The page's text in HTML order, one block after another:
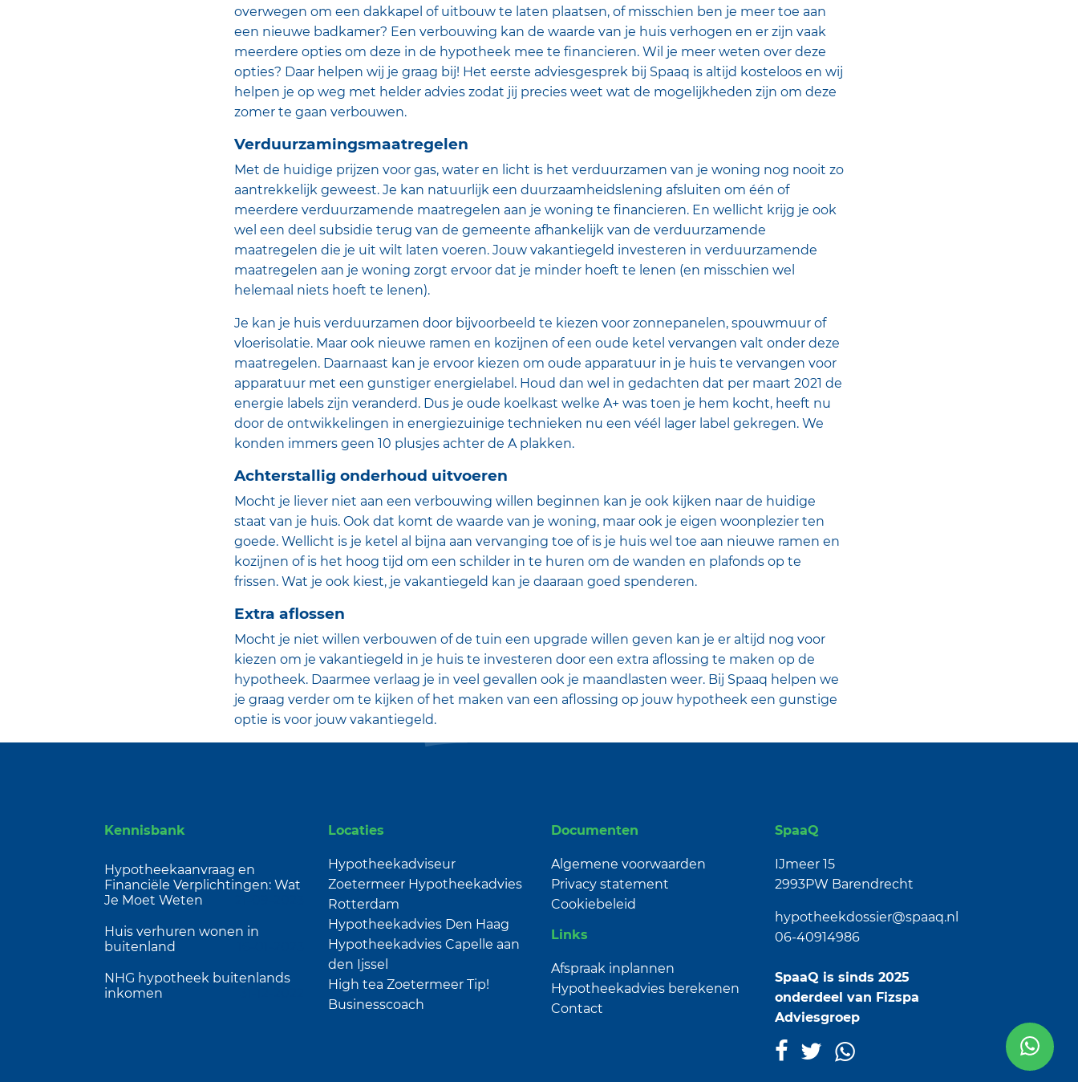
overwegen om een dakkapel of uitbouw te laten plaatsen, of misschien ben je meer toe aan
een nieuwe badkamer? Een verbouwing kan de waarde van je huis verhogen en er zijn vaak
meerdere opties om deze in de hypotheek mee te financieren. Wil je meer weten over deze
opties? Daar helpen wij je graag bij! Het eerste adviesgesprek bij Spaaq is altijd kosteloos en wij
helpen je op weg met helder advies zodat jij precies weet wat de mogelijkheden zijn om deze
zomer te gaan verbouwen.
Verduurzamingsmaatregelen
Met de huidige prijzen voor gas, water en licht is het verduurzamen van je woning nog nooit zo
aantrekkelijk geweest. Je kan natuurlijk een duurzaamheidslening afsluiten om één of
meerdere verduurzamende maatregelen aan je woning te financieren. En wellicht krijg je ook
wel een deel subsidie terug van de gemeente afhankelijk van de verduurzamende
maatregelen die je uit wilt laten voeren. Jouw vakantiegeld investeren in verduurzamende
maatregelen aan je woning zorgt ervoor dat je minder hoeft te lenen (en misschien wel
helemaal niets hoeft te lenen).
Je kan je huis verduurzamen door bijvoorbeeld te kiezen voor zonnepanelen, spouwmuur of
vloerisolatie. Maar ook nieuwe ramen en kozijnen of een oude ketel vervangen valt onder deze
maatregelen. Daarnaast kan je ervoor kiezen om oude apparatuur in je huis te vervangen voor
apparatuur met een gunstiger energielabel. Houd dan wel in gedachten dat per maart 2021 de
energie labels zijn veranderd. Dus je oude koelkast welke A+ was toen je hem kocht, heeft nu
door de ontwikkelingen in energiezuinige technieken nu een véél lager label gekregen. We
konden immers geen 10 plusjes achter de A plakken.
Achterstallig onderhoud uitvoeren
Mocht je liever niet aan een verbouwing willen beginnen kan je ook kijken naar de huidige
staat van je huis. Ook dat komt de waarde van je woning, maar ook je eigen woonplezier ten
goede. Wellicht is je ketel al bijna aan vervanging toe of is je huis wel toe aan nieuwe ramen en
kozijnen of is het hoog tijd om een schilder in te huren om de wanden en plafonds op te
frissen. Wat je ook kiest, je vakantiegeld kan je daaraan goed spenderen.
Extra aflossen
Mocht je niet willen verbouwen of de tuin een upgrade willen geven kan je er altijd nog voor
kiezen om je vakantiegeld in je huis te investeren door een extra aflossing te maken op de
hypotheek. Daarmee verlaag je in veel gevallen ook je maandlasten weer. Bij Spaaq helpen we
je graag verder om te kijken of het maken van een aflossing op jouw hypotheek een gunstige
optie is voor jouw vakantiegeld.
Kennisbank
Hypotheekaanvraag en
Financiële Verplichtingen: Wat
Je Moet Weten
Huis verhuren wonen in
buitenland
NHG hypotheek buitenlands
inkomen
Locaties
Hypotheekadviseur
Zoetermeer Hypotheekadvies
Rotterdam
Hypotheekadvies Den Haag
Hypotheekadvies Capelle aan
den Ijssel
High tea ZoetermeerTip!
Businesscoach
Documenten
Algemene voorwaarden
Privacy statement
Cookiebeleid
Links
Afspraak inplannen
Hypotheekadvies berekenen
Contact
SpaaQ
IJmeer 15
2993PW Barendrecht
hypotheekdossier@spaaq.nl
06-40914986
SpaaQ is sinds 2025
onderdeel van Fizspa
Adviesgroep